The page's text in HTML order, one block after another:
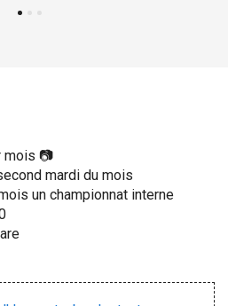
mois 📷
mardi du mois
un championnat interne